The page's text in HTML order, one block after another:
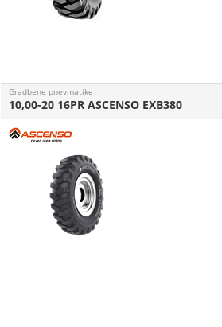
Gradbene pnevmatike
10,00-20 16PR ASCENSO EXB380